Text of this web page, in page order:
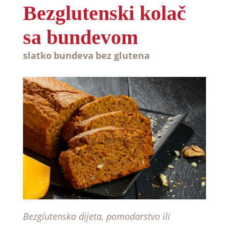
Bezglutenski kolač
sa bundevom
slatko bundeva bez glutena
Bezglutenska dijeta, pomodarstvo ili